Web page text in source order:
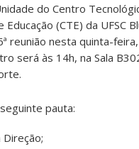
do Centro
Educação (CTE) da UFSC
reunião nesta quinta-feira,
será às 14h, na Sala
pauta: